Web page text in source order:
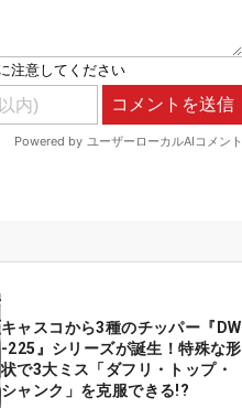
キャスコから3種のチッパー『DW
-225』シリーズが誕生！特殊な形
状で3大ミス「ダフリ・トップ・
シャンク」を克服できる!?